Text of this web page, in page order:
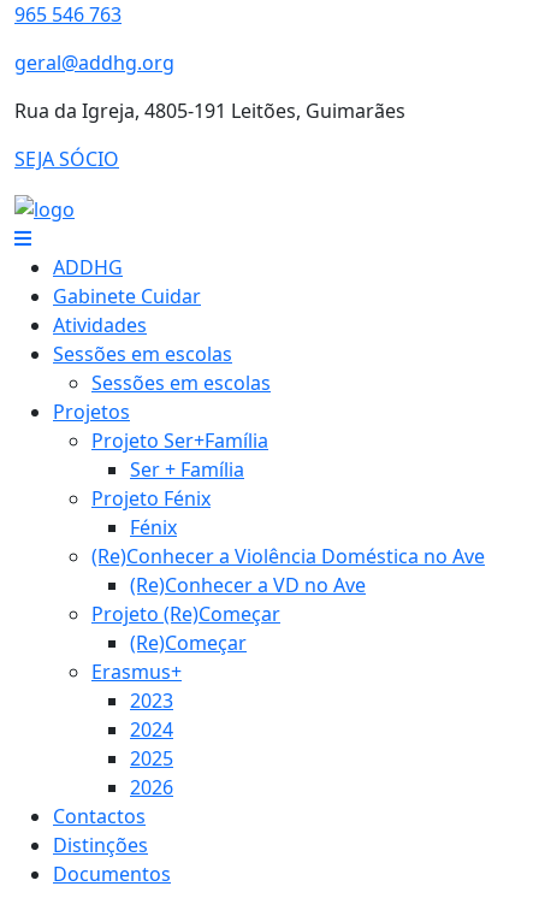
965 546 763
geral@addhg.org
Rua da Igreja, 4805-191 Leitões, Guimarães
SEJA SÓCIO
ADDHG
Gabinete Cuidar
Atividades
Sessões em escolas
Sessões em escolas
Projetos
Projeto Ser+Família
Ser + Família
Projeto Fénix
Fénix
(Re)Conhecer a Violência Doméstica no Ave
(Re)Conhecer a VD no Ave
Projeto (Re)Começar
(Re)Começar
Erasmus+
2023
2024
2025
2026
Contactos
Distinções
Documentos